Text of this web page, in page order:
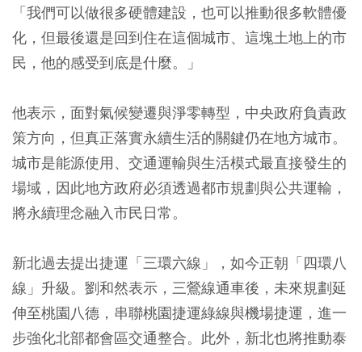
「我們可以做很多硬體建設，也可以推動很多軟體優
化，但最後還是回到住在這個城市、這塊土地上的市
民，他的感受到底是什麼。」
他表示，面對氣候變遷與淨零轉型，中央政府負責政
策方向，但真正落實永續生活的關鍵仍在地方城市。
城市是能源使用、交通運輸與生活模式最直接發生的
場域，因此地方政府必須透過都市規劃與公共運輸，
將永續理念融入市民日常。
新北過去提出捷運「三環六線」，如今正朝「四環八
線」升級。劉和然表示，三鶯線通車後，未來規劃延
伸至桃園八德，串聯桃園捷運綠線與機場捷運，進一
步強化北部都會區交通整合。此外，新北也將推動泰